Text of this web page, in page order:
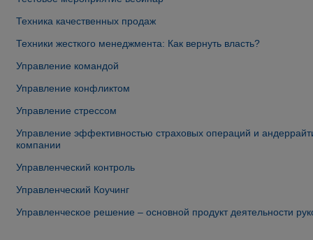
Техника качественных продаж
Техники жесткого менеджмента: Как вернуть власть?
Управление командой
Управление конфликтом
Управление стрессом
Управление эффективностью страховых операций и
компании
Управленческий контроль
Управленческий Коучинг
Управленческое решение – основной продукт деятельности